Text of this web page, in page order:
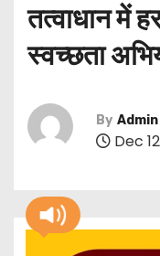
तत्वाधान में
स्वच्छता
By Admin
Dec